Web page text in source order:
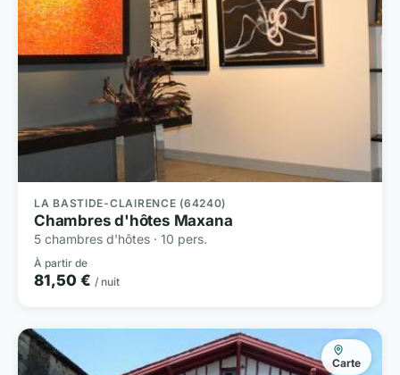
LA BASTIDE-CLAIRENCE (64240)
Chambres d'hôtes Maxana
5 chambres d'hôtes · 10 pers.
À partir de
81,50 € / nuit
Carte